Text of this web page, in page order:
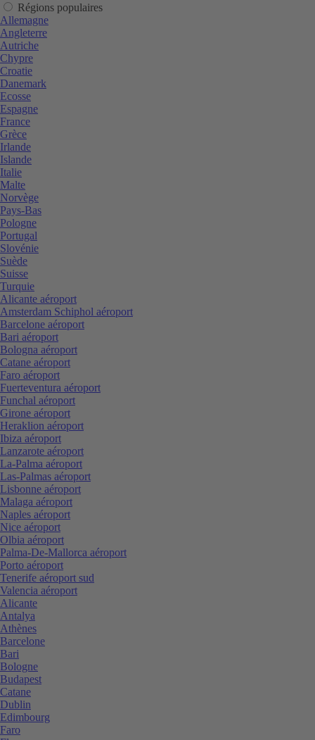
Régions populaires
Allemagne
Angleterre
Autriche
Chypre
Croatie
Danemark
Ecosse
Espagne
France
Grèce
Irlande
Islande
Italie
Malte
Norvège
Pays-Bas
Pologne
Portugal
Slovénie
Suède
Suisse
Turquie
Alicante aéroport
Amsterdam Schiphol aéroport
Barcelone aéroport
Bari aéroport
Bologna aéroport
Catane aéroport
Faro aéroport
Fuerteventura aéroport
Funchal aéroport
Girone aéroport
Heraklion aéroport
Ibiza aéroport
Lanzarote aéroport
La-Palma aéroport
Las-Palmas aéroport
Lisbonne aéroport
Malaga aéroport
Naples aéroport
Nice aéroport
Olbia aéroport
Palma-De-Mallorca aéroport
Porto aéroport
Tenerife aéroport sud
Valencia aéroport
Alicante
Antalya
Athènes
Barcelone
Bari
Bologne
Budapest
Catane
Dublin
Edimbourg
Faro